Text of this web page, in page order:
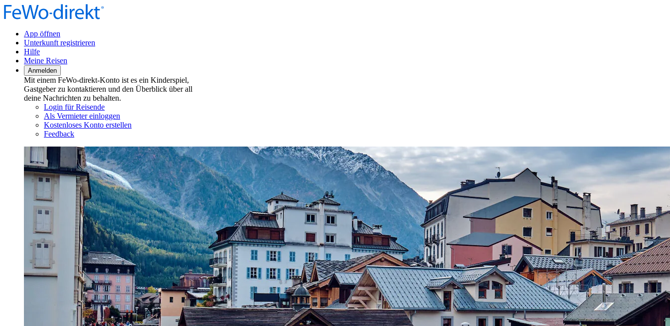
App öffnen
Unterkunft registrieren
Hilfe
Meine Reisen
Anmelden
Mit einem FeWo-direkt-Konto ist es ein Kinderspiel,
Gastgeber zu kontaktieren und den Überblick über all
deine Nachrichten zu behalten.
Login für Reisende
Als Vermieter einloggen
Kostenloses Konto erstellen
Feedback